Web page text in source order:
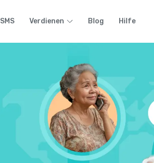
SMS Verdienen Blog Hilfe